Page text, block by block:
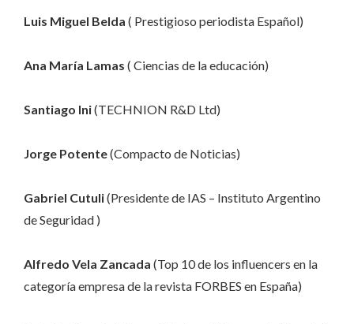
Luis Miguel Belda ( Prestigioso periodista Español)
Ana María Lamas ( Ciencias de la educación)
Santiago Ini(TECHNION R&D Ltd)
Jorge Potente(Compacto de Noticias)
Gabriel Cutuli(Presidente de IAS – Instituto Argentino
de Seguridad )
Alfredo Vela Zancada (Top 10 de los influencers en la
categoría empresa de la revista FORBES en España)